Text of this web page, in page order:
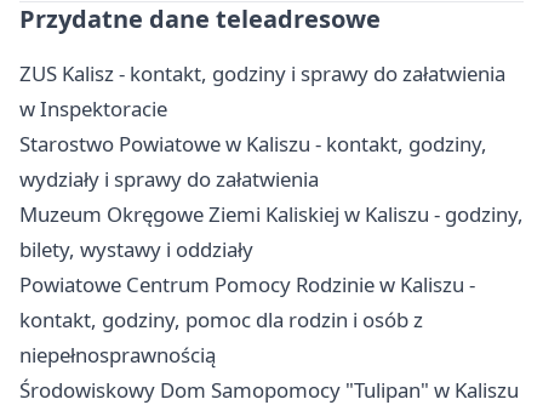
Przydatne dane teleadresowe
ZUS Kalisz - kontakt, godziny i sprawy do załatwienia
w Inspektoracie
Starostwo Powiatowe w Kaliszu - kontakt, godziny,
wydziały i sprawy do załatwienia
Muzeum Okręgowe Ziemi Kaliskiej w Kaliszu - godziny,
bilety, wystawy i oddziały
Powiatowe Centrum Pomocy Rodzinie w Kaliszu -
kontakt, godziny, pomoc dla rodzin i osób z
niepełnosprawnością
Środowiskowy Dom Samopomocy "Tulipan" w Kaliszu